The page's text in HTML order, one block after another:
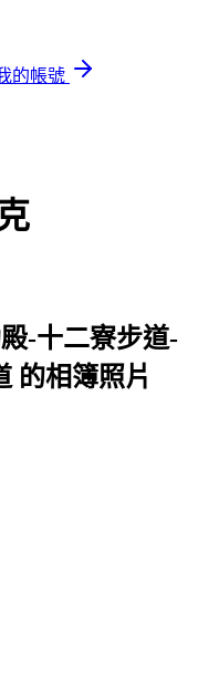
的帳號
-十二寮步道-
的相簿照片